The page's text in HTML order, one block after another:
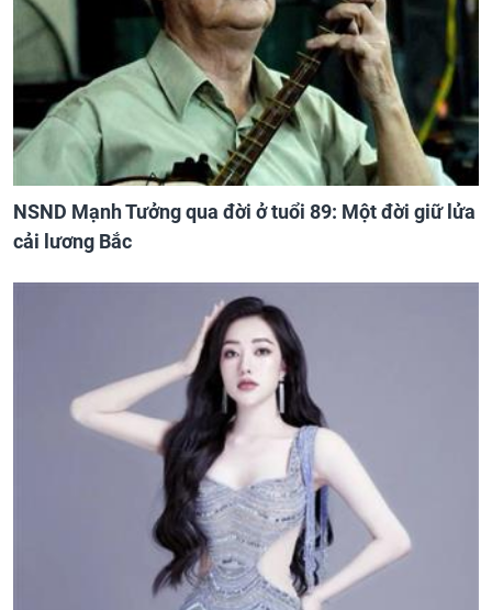
NSND Mạnh Tưởng qua đời ở tuổi 89: Một đời giữ lửa
cải lương Bắc